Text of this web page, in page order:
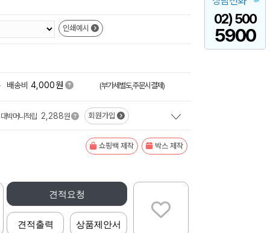
02) 500
5900
인쇄예시
배송비 4,000원 (부가세별도,주문시결제)
대박머니적립 2,288원 회원가입
쇼핑백 제작 박스 제작
견적요청
견적출력 상품제안서